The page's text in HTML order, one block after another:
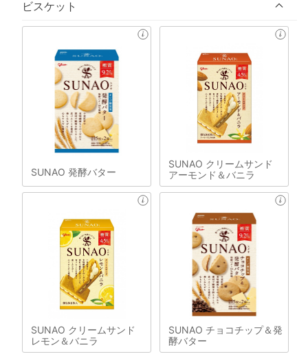
ビスケット
SUNAO 発酵バター
SUNAO クリームサンド
アーモンド＆バニラ
SUNAO クリームサンド
レモン＆バニラ
SUNAO チョコチップ＆発
酵バター